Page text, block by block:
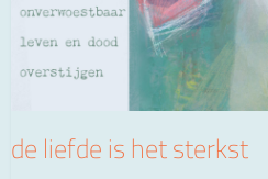
de liefde is het sterkst